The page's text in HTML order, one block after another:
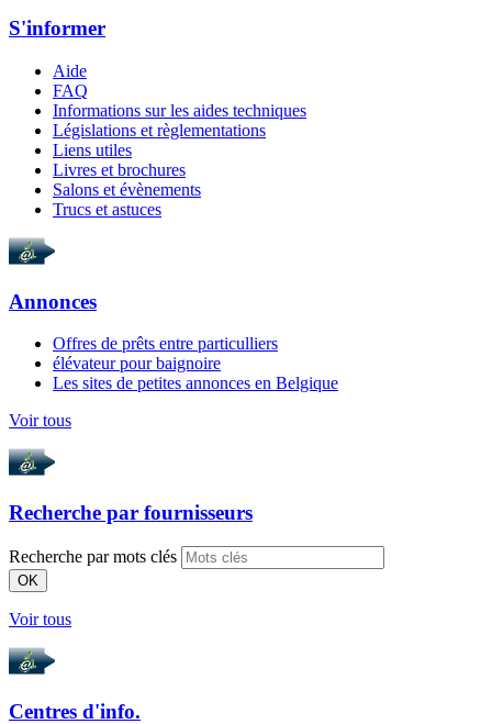
S'informer
Aide
FAQ
Informations sur les aides techniques
Législations et règlementations
Liens utiles
Livres et brochures
Salons et évènements
Trucs et astuces
Annonces
Offres de prêts entre particulliers
élévateur pour baignoire
Les sites de petites annonces en Belgique
Voir tous
Recherche par fournisseurs
Recherche par mots clés
OK
Voir tous
Centres d'info.